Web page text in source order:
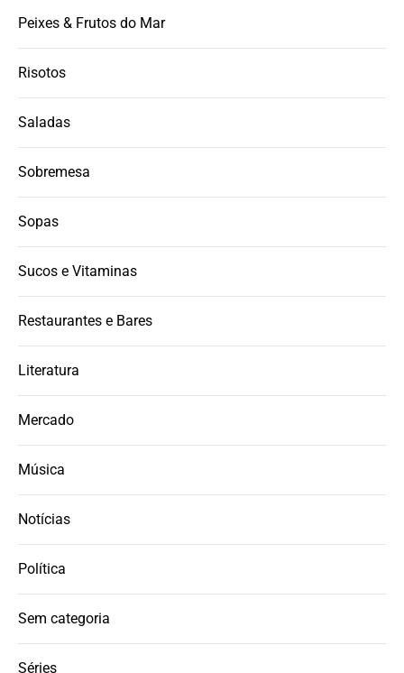
Peixes & Frutos do Mar
Risotos
Saladas
Sobremesa
Sopas
Sucos e Vitaminas
Restaurantes e Bares
Literatura
Mercado
Música
Notícias
Política
Sem categoria
Séries